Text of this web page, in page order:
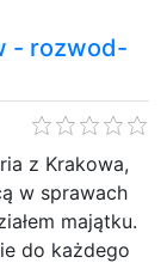
- rozwod-
z Krakowa,
w sprawach
majątku.
do każdego